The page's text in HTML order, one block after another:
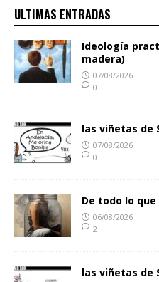
ULTIMAS ENTRADAS
Ideología
madera)
07/08/2026
0
las viñetas de
07/08/2026
0
De todo lo
06/08/2026
2
las viñetas de